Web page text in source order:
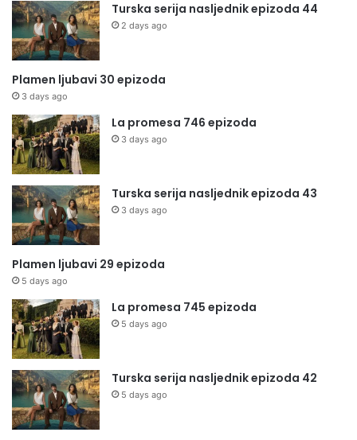
Turska serija nasljednik epizoda 44
2 days ago
Plamen ljubavi 30 epizoda
3 days ago
La promesa 746 epizoda
3 days ago
Turska serija nasljednik epizoda 43
3 days ago
Plamen ljubavi 29 epizoda
5 days ago
La promesa 745 epizoda
5 days ago
Turska serija nasljednik epizoda 42
5 days ago